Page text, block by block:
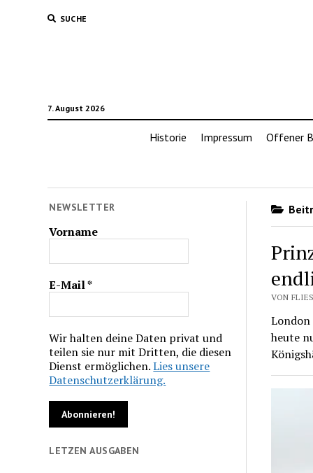
SUCHE
7. August 2026
Historie Impressum Offener
NEWSLETTER
Vorname
E-Mail*
Wir halten deine Daten privat und
teilen sie nur mit Dritten, die diesen
Dienst ermöglichen.Lies unsere
Datenschutzerklärung.
LETZEN AUSGABEN
VON
London
heute